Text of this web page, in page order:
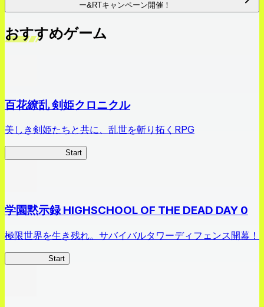
ー&RTキャンペーン開催！
おすすめゲーム
百花繚乱 剣姫クロニクル
美しき剣姫たちと共に、乱世を斬り拓くRPG
Start
学園黙示録 HIGHSCHOOL OF THE DEAD DAY 0
極限世界を生き残れ。サバイバルタワーディフェンス開幕！
Start